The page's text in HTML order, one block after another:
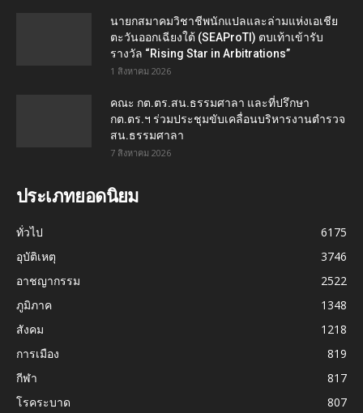
นายกสมาคมวิชาชีพนักแปลและล่ามแห่งเอเชีย
ตะวันออกเฉียงใต้ (SEAProTI) ตบเท้าเข้ารับ
รางวัล “Rising Star in Arbitrations”
1 สิงหาคม 2026
คณะ กต.ตร.สน.ธรรมศาลา และที่ปรึกษา
กต.ตร.ฯ ร่วมประชุมขับเคลื่อนบริหารงานตำรวจ
สน.ธรรมศาลา
7 สิงหาคม 2026
ประเภทยอดนิยม
ทั่วไป
6175
อุบัติเหตุ
3746
อาชญากรรม
2522
ภูมิภาค
1348
สังคม
1218
การเมือง
819
กีฬา
817
โรคระบาด
807